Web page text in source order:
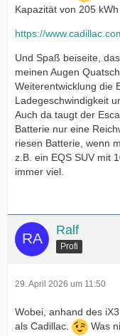
Kapazität von 205 kWh
https://
Und Spaß beiseite,
meinen Augen
Weiterentwicklung die
Ladegeschwindigkeit
Auch da taugt der
Batterie nur eine
riesen Batterie, wenn
z.B. ein EQS SUV mit
immer viel.
Ralf
Profi
29. April 2026 um 11:50
Wobei, anhand des
als Cadillac.
Was